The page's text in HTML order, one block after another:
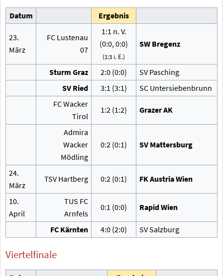
Datum Ergebnis
23.
März
FC Lustenau
07
1:1 n. V.
(0:0, 0:0)
(1:3 i. E.)
SW Bregenz
Sturm Graz 2:0 (0:0)
SV Pasching
SV Ried
3:1 (3:1)
SC Untersiebenbrunn
FC Wacker
Tirol
1:2 (1:2) Grazer AK
Admira
Wacker
Mödling
0:2 (0:1) SV Mattersburg
24.
März
TSV Hartberg 0:2 (0:1) FK Austria Wien
10.
April
TUS FC
Arnfels
0:1 (0:0) Rapid Wien
FC Kärnten 4:0 (2:0) SV Salzburg
Viertelfinale